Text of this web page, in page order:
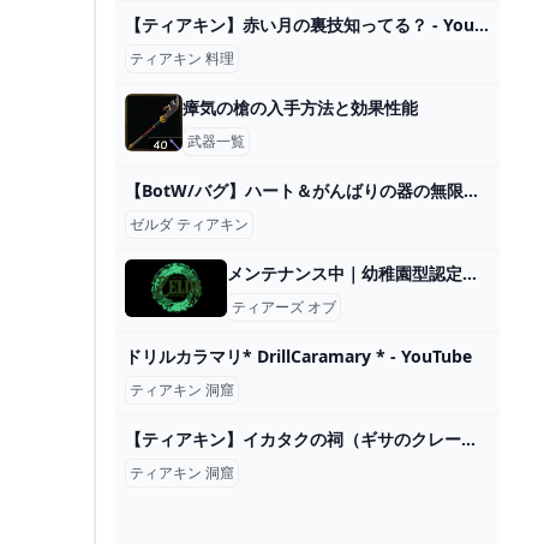
【ティアキン】赤い月の裏技知ってる？ - YouTube
ティアキン 料理
瘴気の槍の入手方法と効果性能
武器一覧
【BotW/バグ】ハート＆がんばりの器の無限増殖バグがヤバすぎるｗｗ【ゼルダの伝説 ブレスオブザワイルド】 - YouTube
ゼルダ ティアキン
メンテナンス中｜幼稚園型認定こども園大福幼稚園
ティアーズ オブ
ドリルカラマリ* DrillCaramary * - YouTube
ティアキン 洞窟
【ティアキン】イカタクの祠（ギサのクレーターに眠る水晶）の場所と行き方【ティアーズオブザキングダム】 - ティアキン攻略Wiki Gamerch
ティアキン 洞窟